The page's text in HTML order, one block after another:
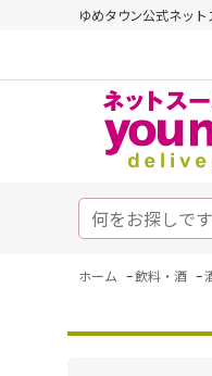
ゆめタウン公式ネッ
ホーム -飲料・酒 -